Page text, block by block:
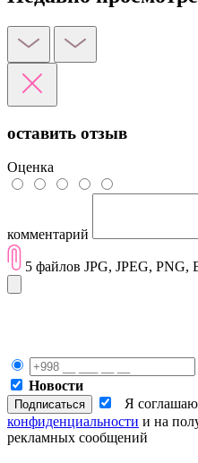
оставить отзыв
Оценка
комментарий
5 файлов JPG, JPEG,
Новости
Я
конфиденциальности и на
рекламных сообщений